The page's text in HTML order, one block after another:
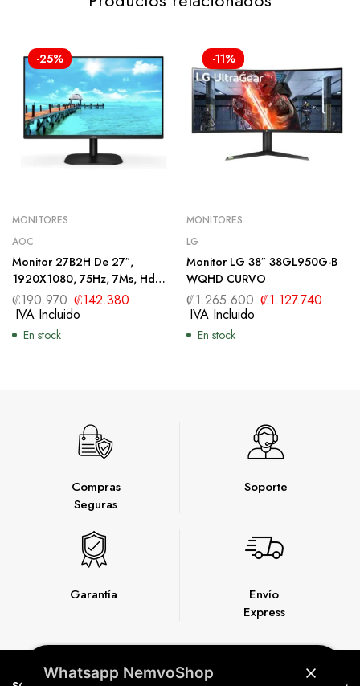
-25%
MONITORES
AOC
Monitor 27B2H De 27″,
1920X1080, 75Hz, 7Ms, Hdmi
Vga, Color Negro, Aoc
₡190.970 ₡142.380
IVA Incluido
En stock
-11%
MONITORES
LG
Monitor LG 38″ 38GL950G-B
WQHD CURVO
₡1.265.600 ₡1.127.740
IVA Incluido
En stock
Garantía
Compras
Seguras
Envío
Express
Soporte
Whatsapp NemvoShop